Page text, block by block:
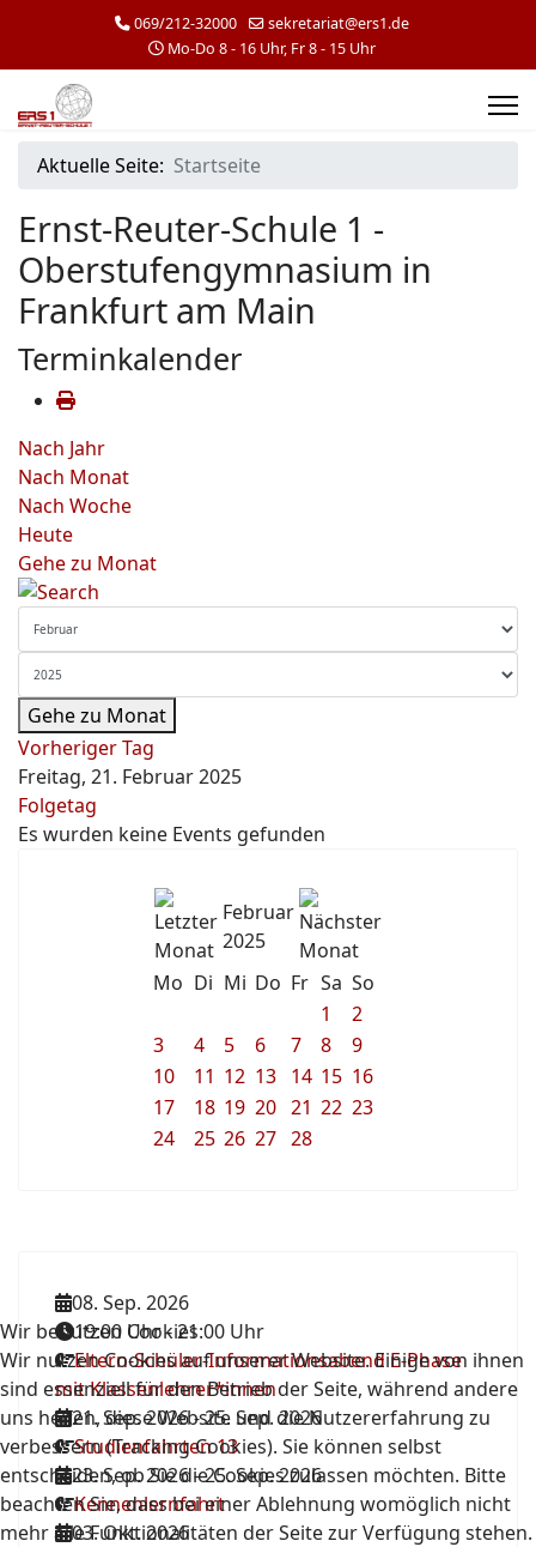
069/212-32000
sekretariat@ers1.de
Mo-Do 8 - 16 Uhr, Fr 8 - 15 Uhr
Aktuelle Seite: Startseite
Ernst-Reuter-Schule 1 -
Oberstufengymnasium in
Frankfurt am Main
Terminkalender
Nach Jahr
Nach Monat
Nach Woche
Heute
Gehe zu Monat
Gehe zu Monat
Vorheriger Tag
Freitag, 21. Februar 2025
Folgetag
Es wurden keine Events gefunden
Februar
2025
Mo Di Mi Do Fr Sa So
1
2
3
4 5 6 7 8
9
10
11 12 13 14 15 16
17
18 19 20 21 22 23
24
25 26 27 28
08. Sep. 2026
19:00 Uhr-21:00 Uhr
Eltern-Schüler-Informationsabend E-Phase
mit Klassenlehrer*innen
21. Sep. 2026-25. Sep. 2026
Studienfahrten 13
23. Sep. 2026-25. Sep. 2026
Kennenlernfahrt
03. Okt. 2026
Wir benutzen Cookies
Wir nutzen Cookies auf unserer Website. Einige von ihnen
sind essenziell für den Betrieb der Seite, während andere
uns helfen, diese Website und die Nutzererfahrung zu
verbessern (Tracking Cookies). Sie können selbst
entscheiden, ob Sie die Cookies zulassen möchten. Bitte
beachten Sie, dass bei einer Ablehnung womöglich nicht
mehr alle Funktionalitäten der Seite zur Verfügung stehen.